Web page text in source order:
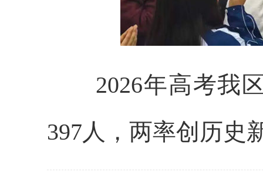
2026年高考我
397人，两率创历史